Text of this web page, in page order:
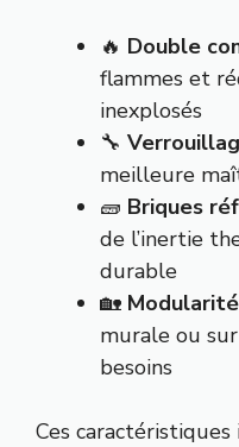
🔥 Double
flammes et
inexplosés
🔧
meilleure
🧱 Briques
de l’inertie
durable
🏡 Modularité
murale ou
besoins
Ces